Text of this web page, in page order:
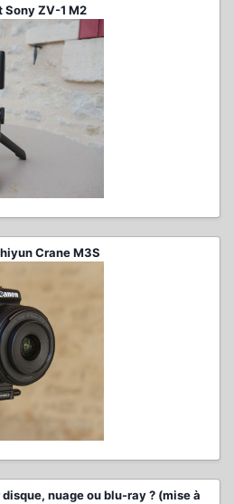
Sony ZV-1 M2
Crane M3S
nuage ou blu-ray ? (mise à